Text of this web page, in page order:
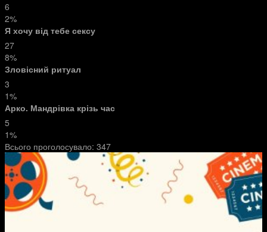
6
2%
Я хочу від тебе сексу
27
8%
Зловісний ритуал
3
1%
Арко. Мандрівка крізь час
5
1%
Всього проголосувало: 347